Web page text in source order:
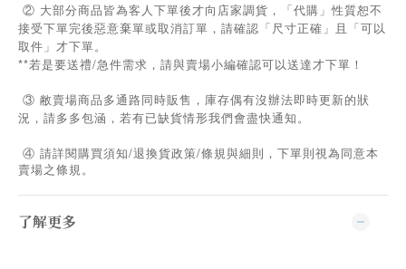
② 大部分商品皆為客人下單後才向店家調貨，「代購」性質恕不
接受下單完後惡意棄單或取消訂單，請確認「尺寸正確」且「可以
取件」才下單。
**若是要送禮/急件需求，請與賣場小編確認可以送達才下單！
③ 敝賣場商品多通路同時販售，庫存偶有沒辦法即時更新的狀
況，請多多包涵，若有已缺貨情形我們會盡快通知。
④ 請詳閱購買須知/退換貨政策/條規與細則，下單則視為同意本
賣場之條規。
了解更多